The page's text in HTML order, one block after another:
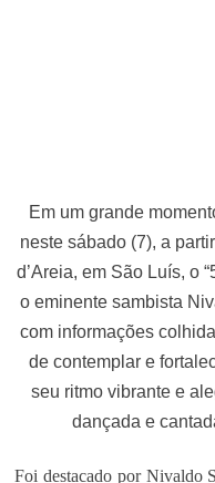
Em um grande
neste sábado (7), a
d’Areia, em São Luís, o
o eminente sambista
com informações
de contemplar e
seu ritmo vibrante e
dançada e
Foi destacado por Nivaldo